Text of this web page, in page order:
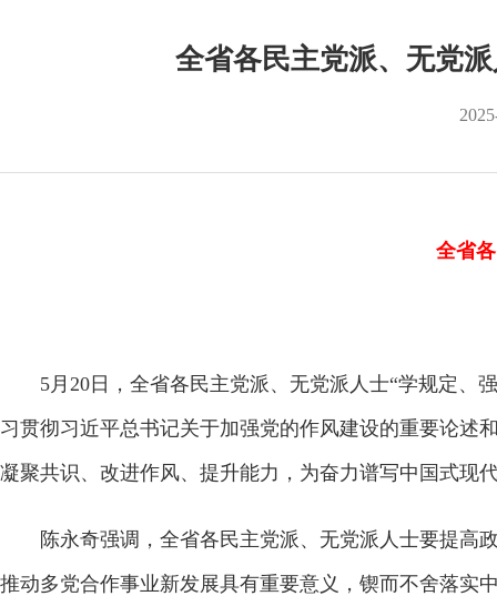
全省各民主党派、无党
全省
5月20日，全省各民主党派、无党派人士“学规定、
习贯彻习近平总书记关于加强党的作风建设的重要论述
凝聚共识、改进作风、提升能力，为奋力谱写中国式现
陈永奇强调，全省各民主党派、无党派人士要提高政
推动多党合作事业新发展具有重要意义，锲而不舍落实